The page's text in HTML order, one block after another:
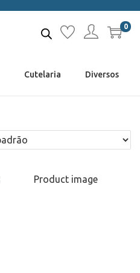
0
Cutelaria Diversos